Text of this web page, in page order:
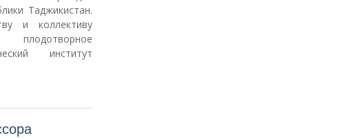
Таджикистан.
и коллективу
плодотворное
институт